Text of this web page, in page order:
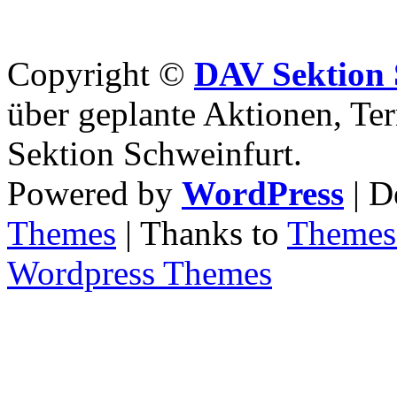
Copyright © DAV
über geplante Aktionen,
Sektion Schweinfurt.
Powered by WordPress |
Themes | Thanks to
Wordpress Themes